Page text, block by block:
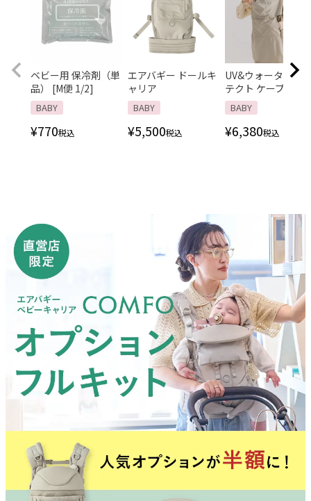
ベビー用 保冷剤（単
品） [M便 1/2]
BABY
¥770税込
エアバギー ドールキ
ャリア
BABY
¥5,500税込
UV&ウォータープロ
テクト ケープ
BABY
¥6,380税込